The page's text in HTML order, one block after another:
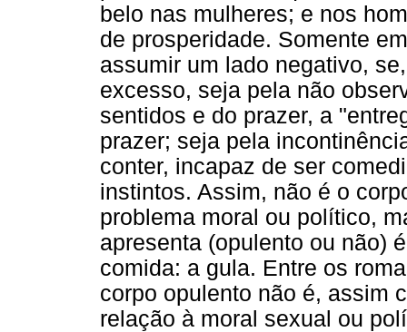
belo nas mulheres; e nos
de prosperidade. Somente
assumir um lado negativo,
excesso, seja pela não
sentidos e do prazer, a
prazer; seja pela
conter, incapaz de ser
instintos. Assim, não é o
problema moral ou político,
apresenta (opulento ou não)
comida: a gula. Entre os
corpo opulento não é, assim
relação à moral sexual ou